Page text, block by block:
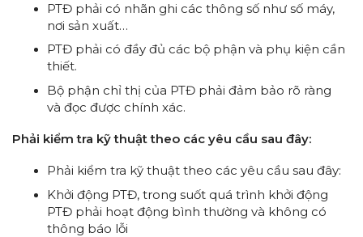
PTĐ phải có nhãn ghi các thông số như số máy,
nơi sản xuất…
PTĐ phải có đầy đủ các bộ phận và phụ kiện cần
thiết.
Bộ phận chỉ thị của PTĐ phải đảm bảo rõ ràng
và đọc được chính xác.
Phải kiểm tra kỹ thuật theo các yêu cầu sau đây:
Phải kiểm tra kỹ thuật theo các yêu cầu sau đây:
Khởi động PTĐ, trong suốt quá trình khởi động
PTĐ phải hoạt động bình thường và không có
thông báo lỗi